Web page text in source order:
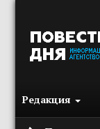
Редакция